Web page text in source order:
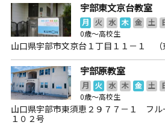
宇部東文京台教室
月 火 水 木 金 土
0歳～高校生
山口県宇部市文京台１丁目１１－１ （
宇部原教室
月 火 水 木 金 土
0歳～高校生
山口県宇部市東須恵２９７７－１ フル
１０２号